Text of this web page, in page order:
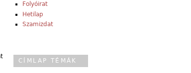
Folyóirat
Hetilap
Szamizdat
CÍMLAP TÉMÁK